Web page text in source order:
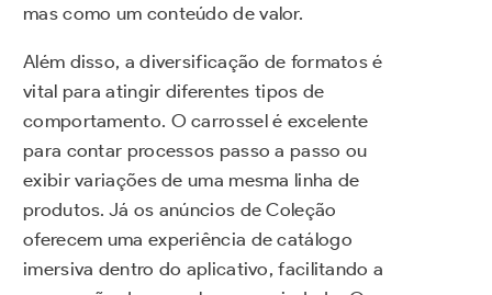
mas como um conteúdo de valor.
Além disso, a diversificação de formatos é
vital para atingir diferentes tipos de
comportamento. O carrossel é excelente
para contar processos passo a passo ou
exibir variações de uma mesma linha de
produtos. Já os anúncios de Coleção
oferecem uma experiência de catálogo
imersiva dentro do aplicativo, facilitando a